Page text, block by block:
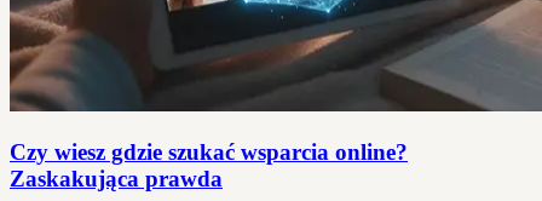
Czy wiesz gdzie szukać wsparcia online?
Zaskakująca prawda